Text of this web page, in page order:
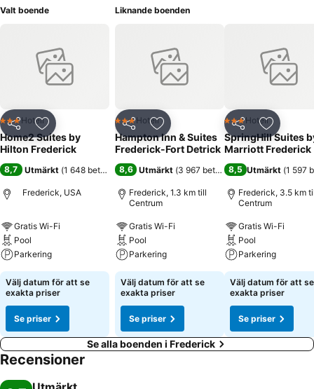
Valt boende
Dela Lägg till i Mina Favoriter
3 Stjärnor
Hotell
Home2 Suites by
Hilton Frederick
8,7 Utmärkt (1 648 betyg
Frederick, USA
Gratis Wi-Fi
Pool
Parkering
Välj datum för att se
exakta priser
Se priser
Liknande boenden
Dela Lägg till i Mina Favoriter
3 Stjärnor
Hotell
Hampton Inn & Suites
Frederick-Fort Detrick
8,6 Utmärkt (3 967 betyg)
Frederick, 1.3 km till
Centrum
Gratis Wi-Fi
Pool
Parkering
Välj datum för att se
exakta priser
Se priser
Dela Lägg till
3 Stjärnor
Hotell
SpringHill Suites
Marriott Frederick
8,5 Utmärkt (1 597
Frederick, 3.5 km
Centrum
Gratis Wi-Fi
Pool
Parkering
Välj datum för att se
exakta priser
Se priser
Se alla boenden i Frederick
Recensioner